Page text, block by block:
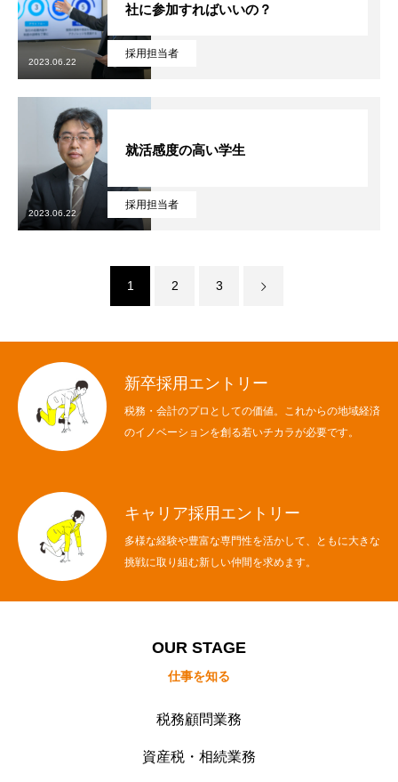
採用担当者
社に参加すればいいの？
2023.06.22
採用担当者
就活感度の高い学生
2023.06.22
1 2 3
新卒採用エントリー
税務・会計のプロとしての価値。これからの地域経済
のイノベーションを創る若いチカラが必要です。
キャリア採用エントリー
多様な経験や豊富な専門性を活かして、ともに大きな
挑戦に取り組む新しい仲間を求めます。
OUR STAGE
仕事を知る
税務顧問業務
資産税・相続業務